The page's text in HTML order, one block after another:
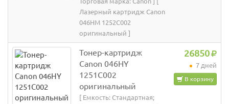
Лазерный картридж Canon
046HM 1252C002
оригинальный ]
Тонер-картридж
Canon 046HY
1251C002
оригинальный
[ Емкость: Стандартная;
26850
7 дней
В корзину